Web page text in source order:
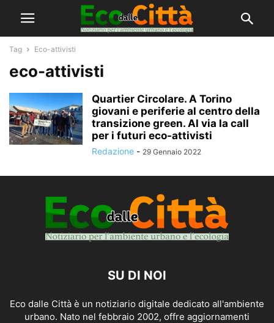
Tag Eco-attivisti
eco-attivisti
Quartier Circolare. A Torino
giovani e periferie al centro della
transizione green. Al via la call
per i futuri eco-attivisti
Redazione - 29 Gennaio 2022
SU DI NOI
Eco dalle Città è un notiziario digitale dedicato all'ambiente
urbano. Nato nel febbraio 2002, offre aggiornamenti